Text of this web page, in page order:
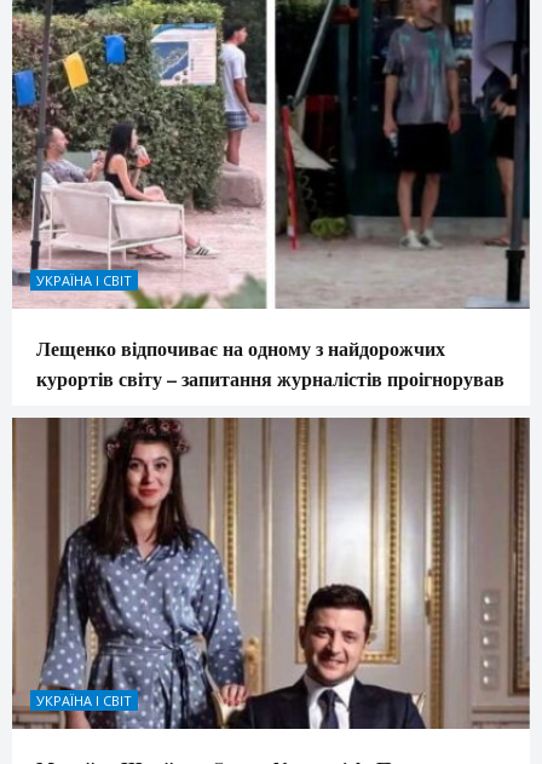
УКРАЇНА І СВІТ
Лещенко відпочиває на одному з найдорожчих
курортів світу – запитання журналістів проігнорував
УКРАЇНА І СВІТ